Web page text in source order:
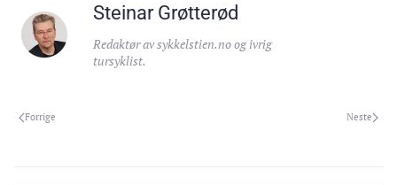
Steinar Grøtterød
Redaktør av sykkelstien.no og ivrig
tursyklist.
Forrige Neste